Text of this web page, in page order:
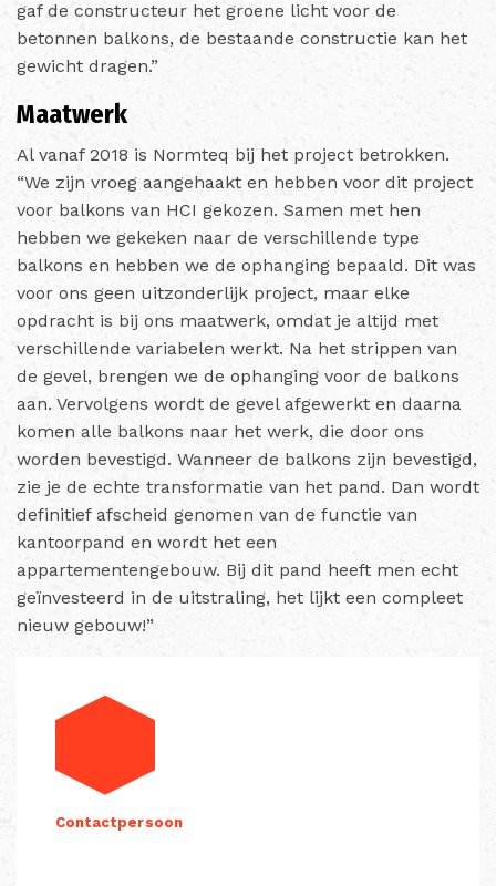
gaf de constructeur het groene licht voor de
betonnen balkons, de bestaande constructie kan het
gewicht dragen.”
Maatwerk
Al vanaf 2018 is Normteq bij het project betrokken.
“We zijn vroeg aangehaakt en hebben voor dit project
voor balkons van HCI gekozen. Samen met hen
hebben we gekeken naar de verschillende type
balkons en hebben we de ophanging bepaald. Dit was
voor ons geen uitzonderlijk project, maar elke
opdracht is bij ons maatwerk, omdat je altijd met
verschillende variabelen werkt. Na het strippen van
de gevel, brengen we de ophanging voor de balkons
aan. Vervolgens wordt de gevel afgewerkt en daarna
komen alle balkons naar het werk, die door ons
worden bevestigd. Wanneer de balkons zijn bevestigd,
zie je de echte transformatie van het pand. Dan wordt
definitief afscheid genomen van de functie van
kantoorpand en wordt het een
appartementengebouw. Bij dit pand heeft men echt
geïnvesteerd in de uitstraling, het lijkt een compleet
nieuw gebouw!”
Contactpersoon